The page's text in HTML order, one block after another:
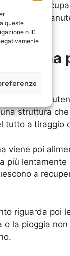
queste
o ID
si vuole
delle
stagna
dagli
struttura
tutto a tiraggio
viene poi
più
a
riguarda poi
la pioggia